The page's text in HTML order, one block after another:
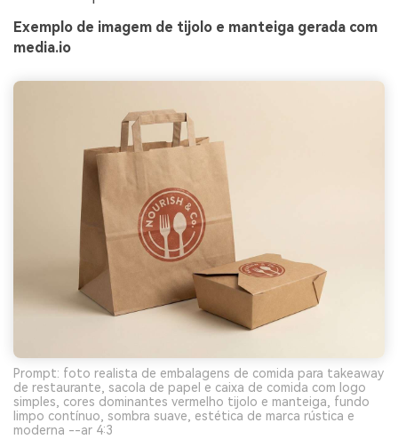
Exemplo de imagem de tijolo e manteiga gerada com
media.io
Prompt: foto realista de embalagens de comida para takeaway
de restaurante, sacola de papel e caixa de comida com logo
simples, cores dominantes vermelho tijolo e manteiga, fundo
limpo contínuo, sombra suave, estética de marca rústica e
moderna --ar 4:3